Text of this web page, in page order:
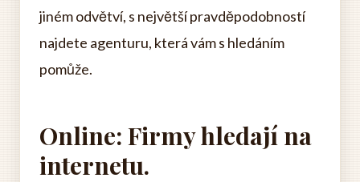
jiném odvětví, s největší pravděpodobností
najdete agenturu, která vám s hledáním
pomůže.
Online: Firmy hledají na
internetu.